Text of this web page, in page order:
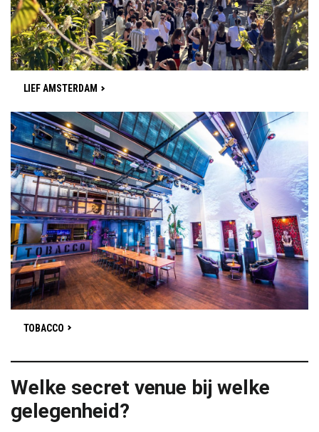
LIEF AMSTERDAM
TOBACCO
Welke secret venue bij welke
gelegenheid?